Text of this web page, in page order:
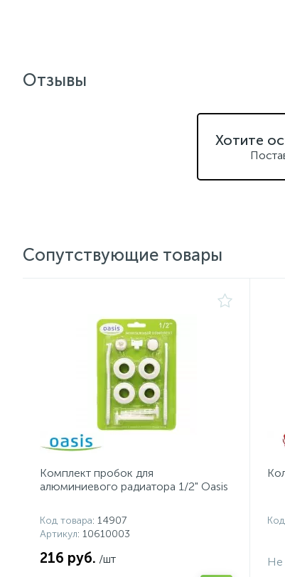
Отзывы
Хотите
Сопутствующие товары
Комплект пробок для
алюминиевого радиатора 1/2" Oasis
Код товара: 14907
Артикул: 10610003
216 руб. /шт Не